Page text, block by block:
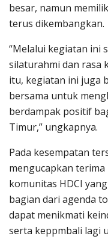
besar, namun
terus dikembangkan.
“Melalui kegiatan ini
silaturahmi dan rasa
itu, kegiatan ini juga
bersama untuk
berdampak positif
Timur,” ungkapnya.
Pada kesempatan
mengucapkan
komunitas HDCI
bagian dari agenda
dapat menikmati
serta keppmbali lagi